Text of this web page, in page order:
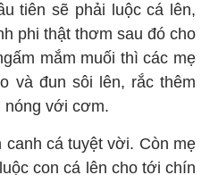
tiên sẽ phải luộc cá lên,
phi thật thơm sau đó cho
mắm muối thì các mẹ
và đun sôi lên, rắc thêm
nóng với cơm.
cá tuyệt vời. Còn mẹ
con cá lên cho tới chín